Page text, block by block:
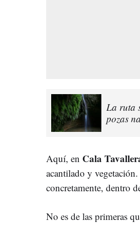
La ruta
pozas
Aquí, en Cala
acantilado y
concretamente, dentro
No es de las primeras